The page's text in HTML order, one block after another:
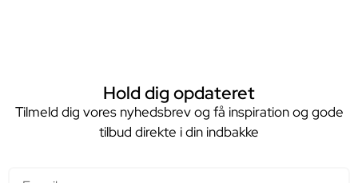
Hold dig opdateret
Tilmeld dig vores nyhedsbrev og få inspiration og gode
tilbud direkte i din indbakke